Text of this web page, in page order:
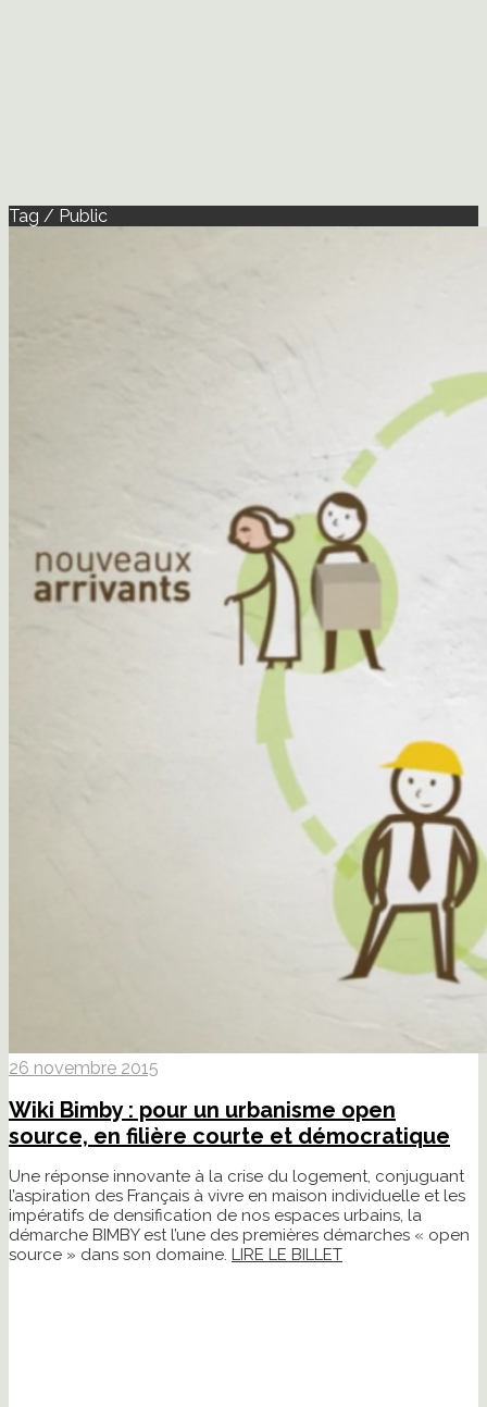
Tag / Public
26 novembre 2015
Wiki Bimby : pour un urbanisme open
source, en filière courte et démocratique
Une réponse innovante à la crise du logement, conjuguant
l’aspiration des Français à vivre en maison individuelle et les
impératifs de densification de nos espaces urbains, la
démarche BIMBY est l’une des premières démarches « open
source » dans son domaine. LIRE LE BILLET